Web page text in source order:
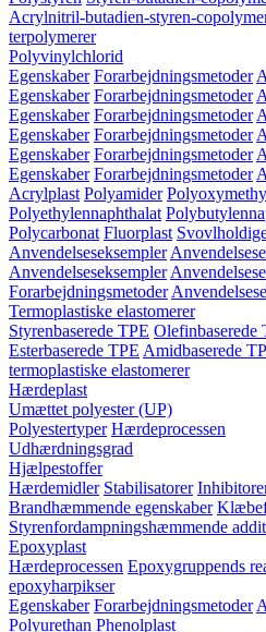
Acrylnitril-butadien-styren-
terpolymerer
Polyvinylchlorid
Egenskaber Forarbejdningsmetoder
Egenskaber Forarbejdningsmetoder
Egenskaber Forarbejdningsmetoder
Egenskaber Forarbejdningsmetoder
Egenskaber Forarbejdningsmetoder
Egenskaber Forarbejdningsmetoder
Acrylplast Polyamider
Polyethylennaphthalat
Polycarbonat Fluorplast
Anvendelseseksempler
Anvendelseseksempler
Forarbejdningsmetoder
Termoplastiske elastomerer
Styrenbaserede TPE Olefinbaserede
Esterbaserede TPE Amidbaserede
termoplastiske elastomerer
Hærdeplast
Umættet polyester (UP)
Polyestertyper Hærdeprocessen
Udhærdningsgrad
Hjælpestoffer
Hærdemidler Stabilisatorer
Brandhæmmende egenskaber
Styrenfordampningshæmmende
Epoxyplast
Hærdeprocessen Epoxygruppends
epoxyharpikser
Egenskaber Forarbejdningsmetoder
Polyurethan Phenolplast